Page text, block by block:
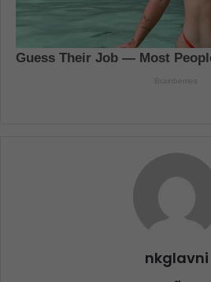
nkglavni